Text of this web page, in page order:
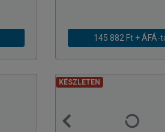
145 882 Ft + ÁFÁ-
KÉSZLETEN